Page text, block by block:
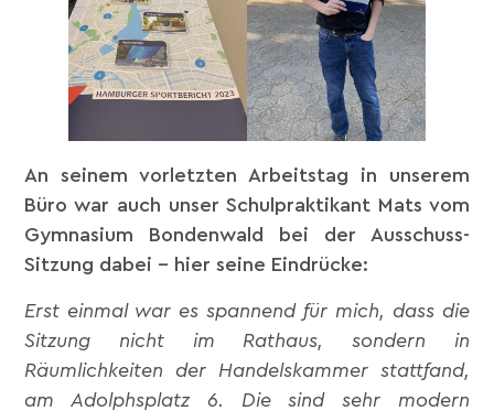
An seinem vorletzten Arbeitstag in unserem
Büro war auch unser Schulpraktikant Mats vom
Gymnasium Bondenwald bei der Ausschuss-
Sitzung dabei – hier seine Eindrücke:
Erst einmal war es spannend für mich, dass die
Sitzung nicht im Rathaus, sondern in
Räumlichkeiten der Handelskammer stattfand,
am Adolphsplatz 6. Die sind sehr modern